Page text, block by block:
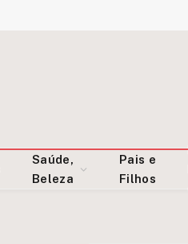
Saúde,
Beleza
Pais e
Filhos